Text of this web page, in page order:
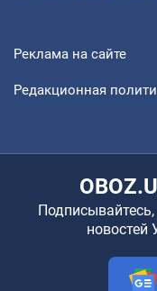
Реклама на сайте
Редакционная
новостей